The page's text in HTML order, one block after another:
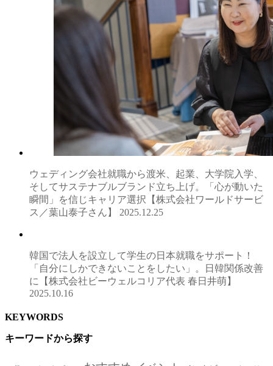
ウェディング会社就職から渡米、起業、大学院入学、
そしてサステナブルブランド立ち上げ。「心が動いた
瞬間」を信じキャリア選択【株式会社ワールドサービ
ス／葉山泰子さん】 2025.12.25
韓国で法人を設立して学生の日本就職をサポート！
「自分にしかできないことをしたい」。日韓関係改善
に【株式会社ビーウェルコリア代表 春日井萌】
2025.10.16
KEYWORDS
キーワードから探す